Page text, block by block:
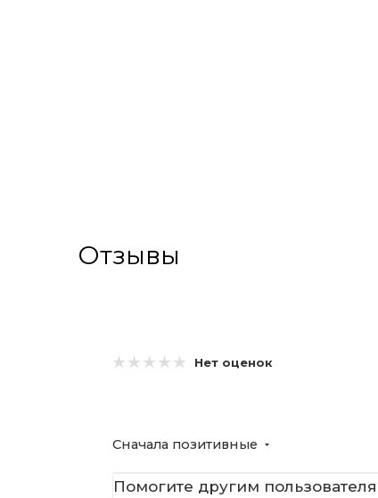
Отзывы
Нет оценок
Сначала позитивные
Помогите другим